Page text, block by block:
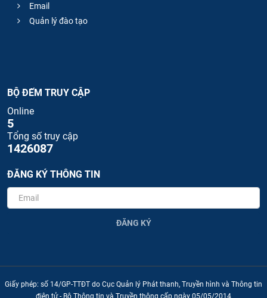
Email
Quản lý đào tạo
BỘ ĐẾM TRUY CẬP
Online
5
Tổng số truy cập
1426087
ĐĂNG KÝ THÔNG TIN
ĐĂNG KÝ
Giấy phép: số 14/GP-TTĐT do Cục Quản lý Phát thanh, Truyền hình và Thông tin
điện tử - Bộ Thông tin và Truyền thông cấp ngày 05/05/2014